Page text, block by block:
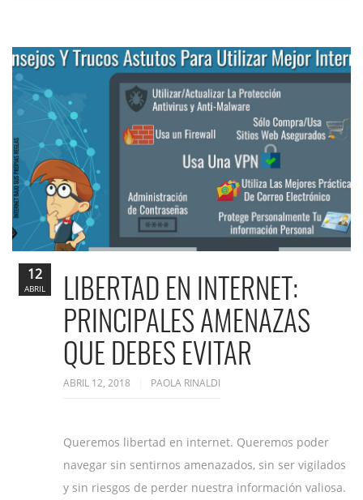
LIBERTAD EN INTERNET:
PRINCIPALES AMENAZAS
QUE DEBES EVITAR
ABRIL 12, 2018 PAOLA RINALDI
Queremos libertad en internet. Queremos poder
navegar sin sentirnos amenazados, sin ser vigilados
y sin riesgos de perder nuestra información valiosa.
12
ABRIL